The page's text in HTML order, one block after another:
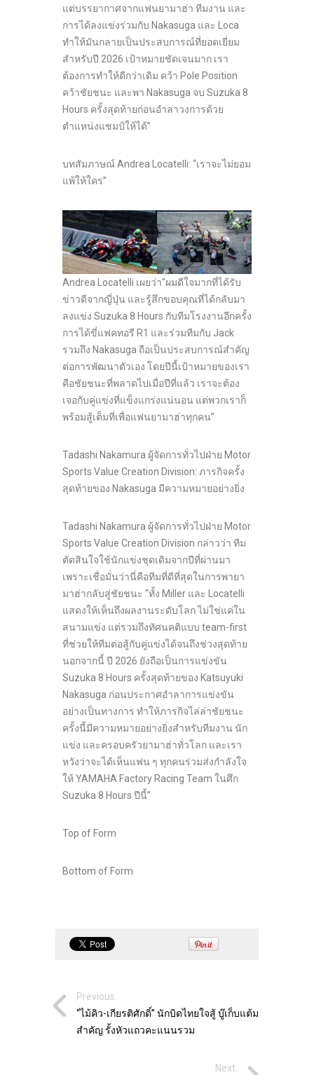
แต่บรรยากาศจากแฟนยามาฮ่า ทีมงาน และ
การได้ลงแข่งร่วมกับ Nakasuga และ Loca
ทำให้มันกลายเป็นประสบการณ์ที่ยอดเยี่ยม
สำหรับปี 2026 เป้าหมายชัดเจนมาก เรา
ต้องการทำให้ดีกว่าเดิม คว้า Pole Position
คว้าชัยชนะ และพา Nakasuga จบ Suzuka 8
Hours ครั้งสุดท้ายก่อนอำลาวงการด้วย
ตำแหน่งแชมป์ให้ได้”
บทสัมภาษณ์ Andrea Locatelli: “เราจะไม่ยอม
แพ้ให้ใคร”
Andrea Locatelli เผยว่า“ผมดีใจมากที่ได้รับ
ข่าวดีจากญี่ปุ่น และรู้สึกขอบคุณที่ได้กลับมา
ลงแข่ง Suzuka 8 Hours กับทีมโรงงานอีกครั้ง
การได้ขี่แฟคทอรี R1 และร่วมทีมกับ Jack
รวมถึง Nakasuga ถือเป็นประสบการณ์สำคัญ
ต่อการพัฒนาตัวเอง โดยปีนี้เป้าหมายของเรา
คือชัยชนะที่พลาดไปเมื่อปีที่แล้ว เราจะต้อง
เจอกับคู่แข่งที่แข็งแกร่งแน่นอน แต่พวกเราก็
พร้อมสู้เต็มที่เพื่อแฟนยามาฮ่าทุกคน”
Tadashi Nakamura ผู้จัดการทั่วไปฝ่าย Motor
Sports Value Creation Division: ภารกิจครั้ง
สุดท้ายของ Nakasuga มีความหมายอย่างยิ่ง
Tadashi Nakamura ผู้จัดการทั่วไปฝ่าย Motor
Sports Value Creation Division กล่าวว่า ทีม
ตัดสินใจใช้นักแข่งชุดเดิมจากปีที่ผ่านมา
เพราะเชื่อมั่นว่านี่คือทีมที่ดีที่สุดในการพายา
มาฮ่ากลับสู่ชัยชนะ “ทั้ง Miller และ Locatelli
แสดงให้เห็นถึงผลงานระดับโลก ไม่ใช่แค่ใน
สนามแข่ง แต่รวมถึงทัศนคติแบบ team-first
ที่ช่วยให้ทีมต่อสู้กับคู่แข่งได้จนถึงช่วงสุดท้าย
นอกจากนี้ ปี 2026 ยังถือเป็นการแข่งขัน
Suzuka 8 Hours ครั้งสุดท้ายของ Katsuyuki
Nakasuga ก่อนประกาศอำลาการแข่งขัน
อย่างเป็นทางการ ทำให้ภารกิจไล่ล่าชัยชนะ
ครั้งนี้มีความหมายอย่างยิ่งสำหรับทีมงาน นัก
แข่ง และครอบครัวยามาฮ่าทั่วโลก และเรา
หวังว่าจะได้เห็นแฟน ๆ ทุกคนร่วมส่งกำลังใจ
ให้ YAMAHA Factory Racing Team ในศึก
Suzuka 8 Hours ปีนี้”
Top of Form
Bottom of Form
Previous:
“ไม้คิว-เกียรติศักดิ์” นักบิดไทยใจสู้ บู๊เก็บแต้ม
สำคัญ รั้งหัวแถวคะแนนรวม
Next: